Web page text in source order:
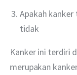
Apakah
tidak
Kanker ini terdiri
merupakan